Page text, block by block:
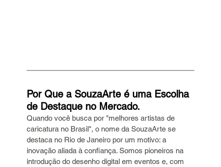
Por Que a SouzaArte é uma Escolha
de Destaque no Mercado.
Quando você busca por "melhores artistas de
caricatura no Brasil", o nome da SouzaArte se
destaca no Rio de Janeiro por um motivo: a
inovação aliada à confiança. Somos pioneiros na
introdução do desenho digital em eventos e, com